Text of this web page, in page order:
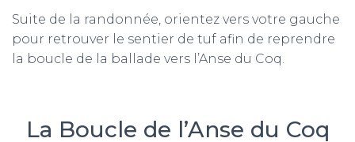
Suite de la randonnée, orientez vers votre gauche
pour retrouver le sentier de tuf afin de reprendre
la boucle de la ballade vers l’Anse du Coq.
La Boucle de l’Anse du Coq